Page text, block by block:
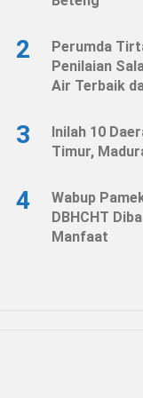
2
Perumda
Penilaian
Air Terbaik
3
Inilah 10
Timur,
4
Wabup
DBHCHT
Manfaat